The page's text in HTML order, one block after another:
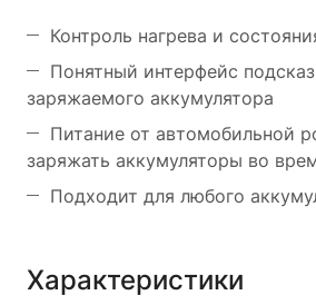
Контроль нагрева и
Понятный интерфейс
заряжаемого аккумулятора
Питание от автомобильной
заряжать аккумуляторы во
Подходит для любого
Характеристики